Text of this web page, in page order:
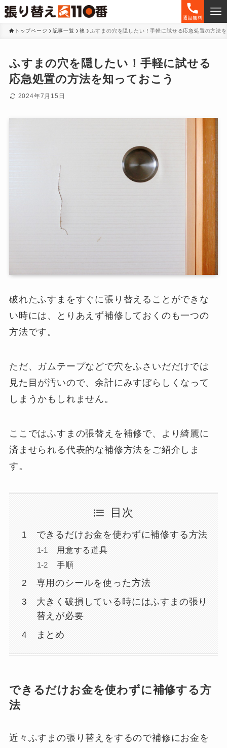
通話無料
トップページ 記事一覧 襖 ふすまの穴を隠したい！手軽に試せる応急処置の方法
ふすまの穴を隠したい！手軽に試せる
応急処置の方法を知っておこう
2024年7月15日
破れたふすまをすぐに張り替えることができな
い時には、とりあえず補修しておくのも一つの
方法です。
ただ、ガムテープなどで穴をふさいだだけでは
見た目が汚いので、余計にみすぼらしくなって
しまうかもしれません。
ここではふすまの張替えを補修で、より綺麗に
済ませられる代表的な補修方法をご紹介しま
す。
目次
できるだけお金を使わずに補修する方法
用意する道具
手順
専用のシールを使った方法
大きく破損している時にはふすまの張り
替えが必要
まとめ
できるだけお金を使わずに補修する方
法
近々ふすまの張り替えをするので補修にお金を